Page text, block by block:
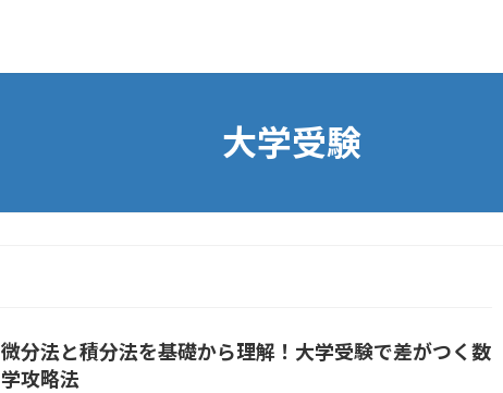
大学受験
微分法と積分法を基礎から理解！大学受験で差がつく数
学攻略法